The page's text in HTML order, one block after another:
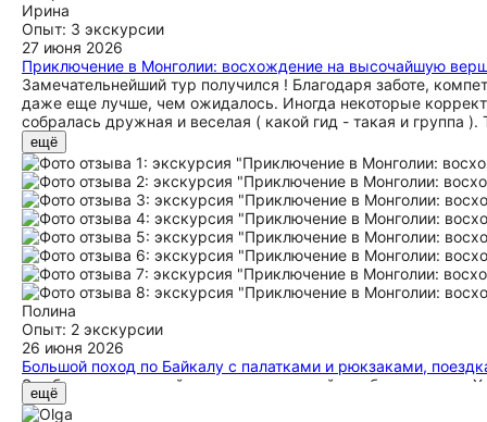
Ирина
Опыт: 3 экскурсии
27 июня 2026
Приключение в Монголии: восхождение на высочайшую
Замечательнейший тур получился ! Благодаря заботе,
даже еще лучше, чем ожидалось. Иногда некоторые
собралась дружная и веселая ( какой гид - такая и группа
ещё
Полина
Опыт: 2 экскурсии
26 июня 2026
Большой поход по Байкалу с палатками и рюкзаками,
Это был невероятный поход, сочетающий в себе и часть
готова ходить с вами ещё. Байкал - абсолютная любовь
ещё